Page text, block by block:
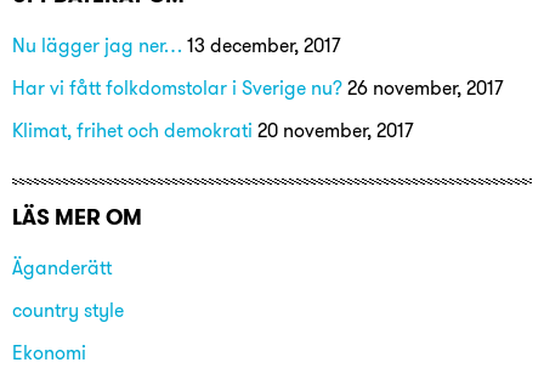
Nu lägger jag ner… 13 december, 2017
Har vi fått folkdomstolar i Sverige nu? 26 november, 2017
Klimat, frihet och demokrati 20 november, 2017
LÄS MER OM
Äganderätt
country style
Ekonomi